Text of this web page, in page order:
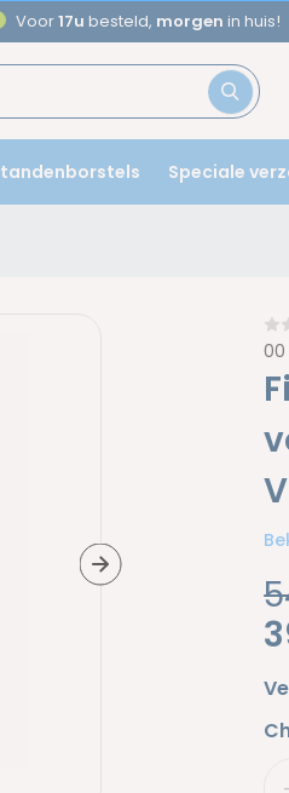
Aanbevolen doortandartsen
Speciale
00